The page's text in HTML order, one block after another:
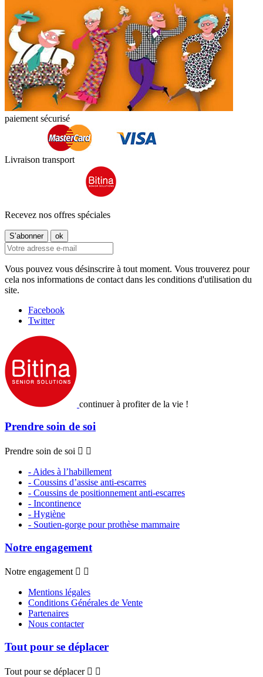
paiement sécurisé
Livraison transport
Recevez nos offres spéciales
Vous pouvez vous désinscrire à tout moment. Vous trouverez pour
cela nos informations de contact dans les conditions d'utilisation du
site.
Facebook
Twitter
continuer à profiter de la vie !
Prendre soin de soi
Prendre soin de soi  
- Aides à l’habillement
- Coussins d’assise anti-escarres
- Coussins de positionnement anti-escarres
- Incontinence
- Hygiène
- Soutien-gorge pour prothèse mammaire
Notre engagement
Notre engagement  
Mentions légales
Conditions Générales de Vente
Partenaires
Nous contacter
Tout pour se déplacer
Tout pour se déplacer  